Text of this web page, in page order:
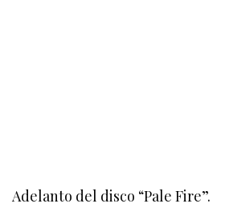
Adelanto del disco “Pale Fire”.